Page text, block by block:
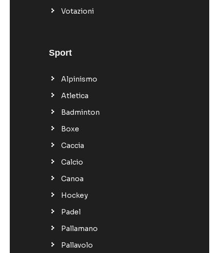
Votazioni
Sport
Alpinismo
Atletica
Badminton
Boxe
Caccia
Calcio
Canoa
Hockey
Padel
Pallamano
Pallavolo